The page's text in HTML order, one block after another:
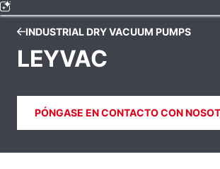
INDUSTRIAL DRY VACUUM PUMPS
LEYVAC
PÓNGASE EN CONTACTO CON